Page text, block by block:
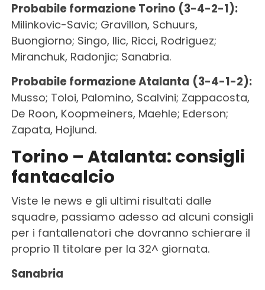
Probabile formazione Torino (3-4-2-1):
Milinkovic-Savic; Gravillon, Schuurs,
Buongiorno; Singo, Ilic, Ricci, Rodriguez;
Miranchuk, Radonjic; Sanabria.
Probabile formazione Atalanta (3-4-1-2):
Musso; Toloi, Palomino, Scalvini; Zappacosta,
De Roon, Koopmeiners, Maehle; Ederson;
Zapata, Hojlund.
Torino – Atalanta: consigli
fantacalcio
Viste le news e gli ultimi risultati dalle
squadre, passiamo adesso ad alcuni consigli
per i fantallenatori che dovranno schierare il
proprio 11 titolare per la 32^ giornata.
Sanabria